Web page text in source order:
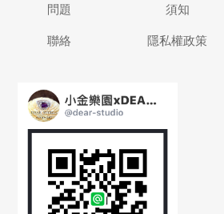
問題 須知
聯絡 隱私權政策